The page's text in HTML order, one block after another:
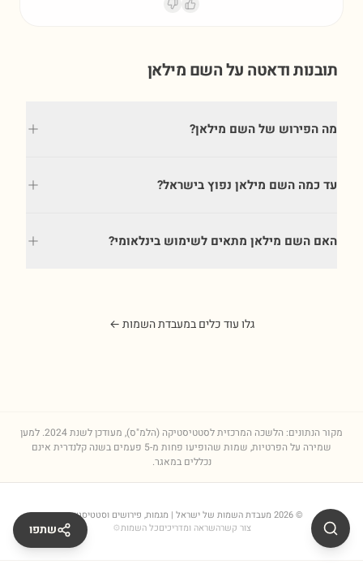
תובנות ודאטה על השם מילאן
מה הפירוש של השם מילאן?
עד כמה השם מילאן נפוץ בישראל?
האם השם מילאן מתאים לשימוש בינלאומי?
גלו עוד כלים במעבדת השמות ←
שתפו
מקור הנתונים: הלשכה המרכזית לסטטיסטיקה (הלמ"ס), מעודכן לשנת2024. למען
שמירה על הפרטיות, שמות שהופיעו פחות מ-5 פעמים בשנה קלנדרית אינם
נכללים במאגר.
©
2026 מעבדת השמות של ישראל | מגמות, פירושים וסטטיסטיקות
צור קשרהשראה ומדריכיםכל השמות⚙